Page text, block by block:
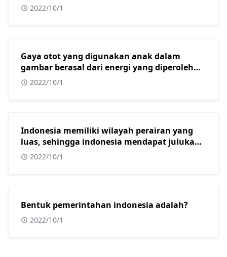
2022/10/1
Gaya otot yang digunakan anak dalam
gambar berasal dari energi yang diperoleh
dari?
2022/10/1
Indonesia memiliki wilayah perairan yang
luas, sehingga indonesia mendapat julukan
sebagai?
2022/10/1
Bentuk pemerintahan indonesia adalah?
2022/10/1